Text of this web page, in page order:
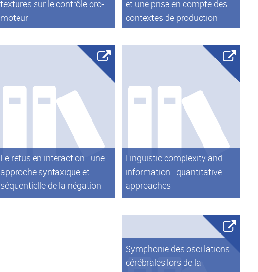
textures sur le contrôle oro-
moteur
et une prise en compte des
contextes de production
Le refus en interaction : une
approche syntaxique et
séquentielle de la négation
Linguistic complexity and
information : quantitative
approaches
Symphonie des oscillations
cérébrales lors de la